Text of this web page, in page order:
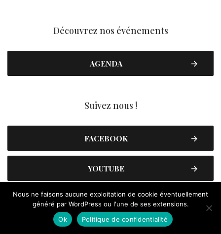
Découvrez nos événements
AGENDA
Suivez nous !
FACEBOOK
YOUTUBE
INSTAGRAM
Nous ne faisons aucune exploitation de cookie éventuellement
généré par WordPress ou l'une de ses extensions.
Ok
Politique de confidentialité